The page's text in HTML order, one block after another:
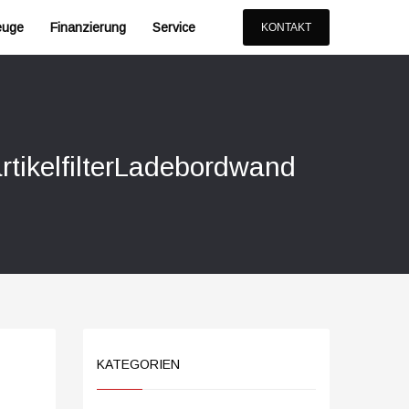
Finanzierung Service KONTAKT
KATEGORIEN